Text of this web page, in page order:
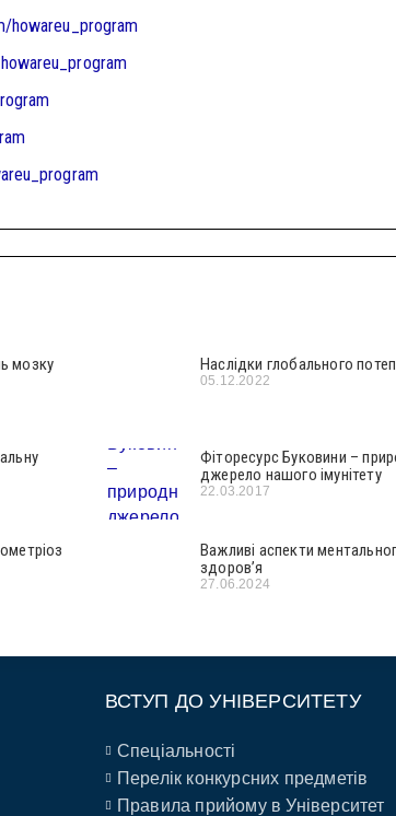
howareu_program
мозку Наслідки глобального
05.12.2022
Фіторесурс Буковини –
джерело нашого імунітету
22.03.2017
Важливі аспекти
здоров’я
27.06.2024
ВСТУП ДО УНІВЕРСИТЕТУ
Спеціальності
Перелік конкурсних предметів
Правила прийому в Університет